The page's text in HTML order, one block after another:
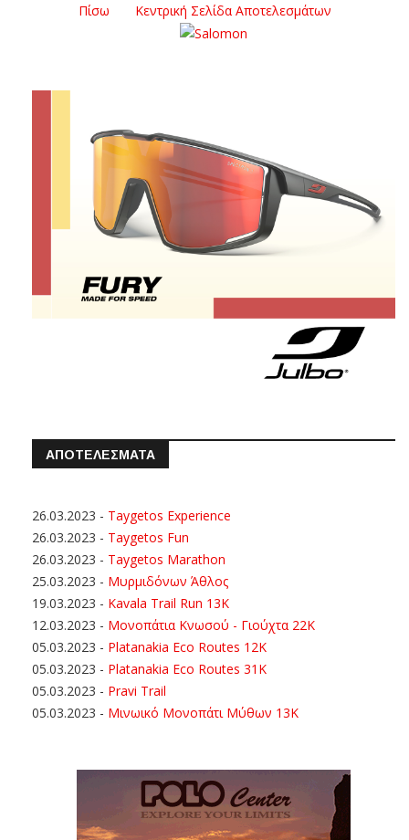
Πίσω Κεντρική Σελίδα Αποτελεσμάτων
ΑΠΟΤΕΛΕΣΜΑΤΑ
26.03.2023 - Taygetos Experience
26.03.2023 - Taygetos Fun
26.03.2023 - Taygetos Marathon
25.03.2023 - Μυρμιδόνων Άθλος
19.03.2023 - Kavala Trail Run 13K
12.03.2023 - Μονοπάτια Κνωσού - Γιούχτα 22Κ
05.03.2023 - Platanakia Eco Routes 12K
05.03.2023 - Platanakia Eco Routes 31K
05.03.2023 - Pravi Trail
05.03.2023 - Μινωικό Μονοπάτι Μύθων 13Κ